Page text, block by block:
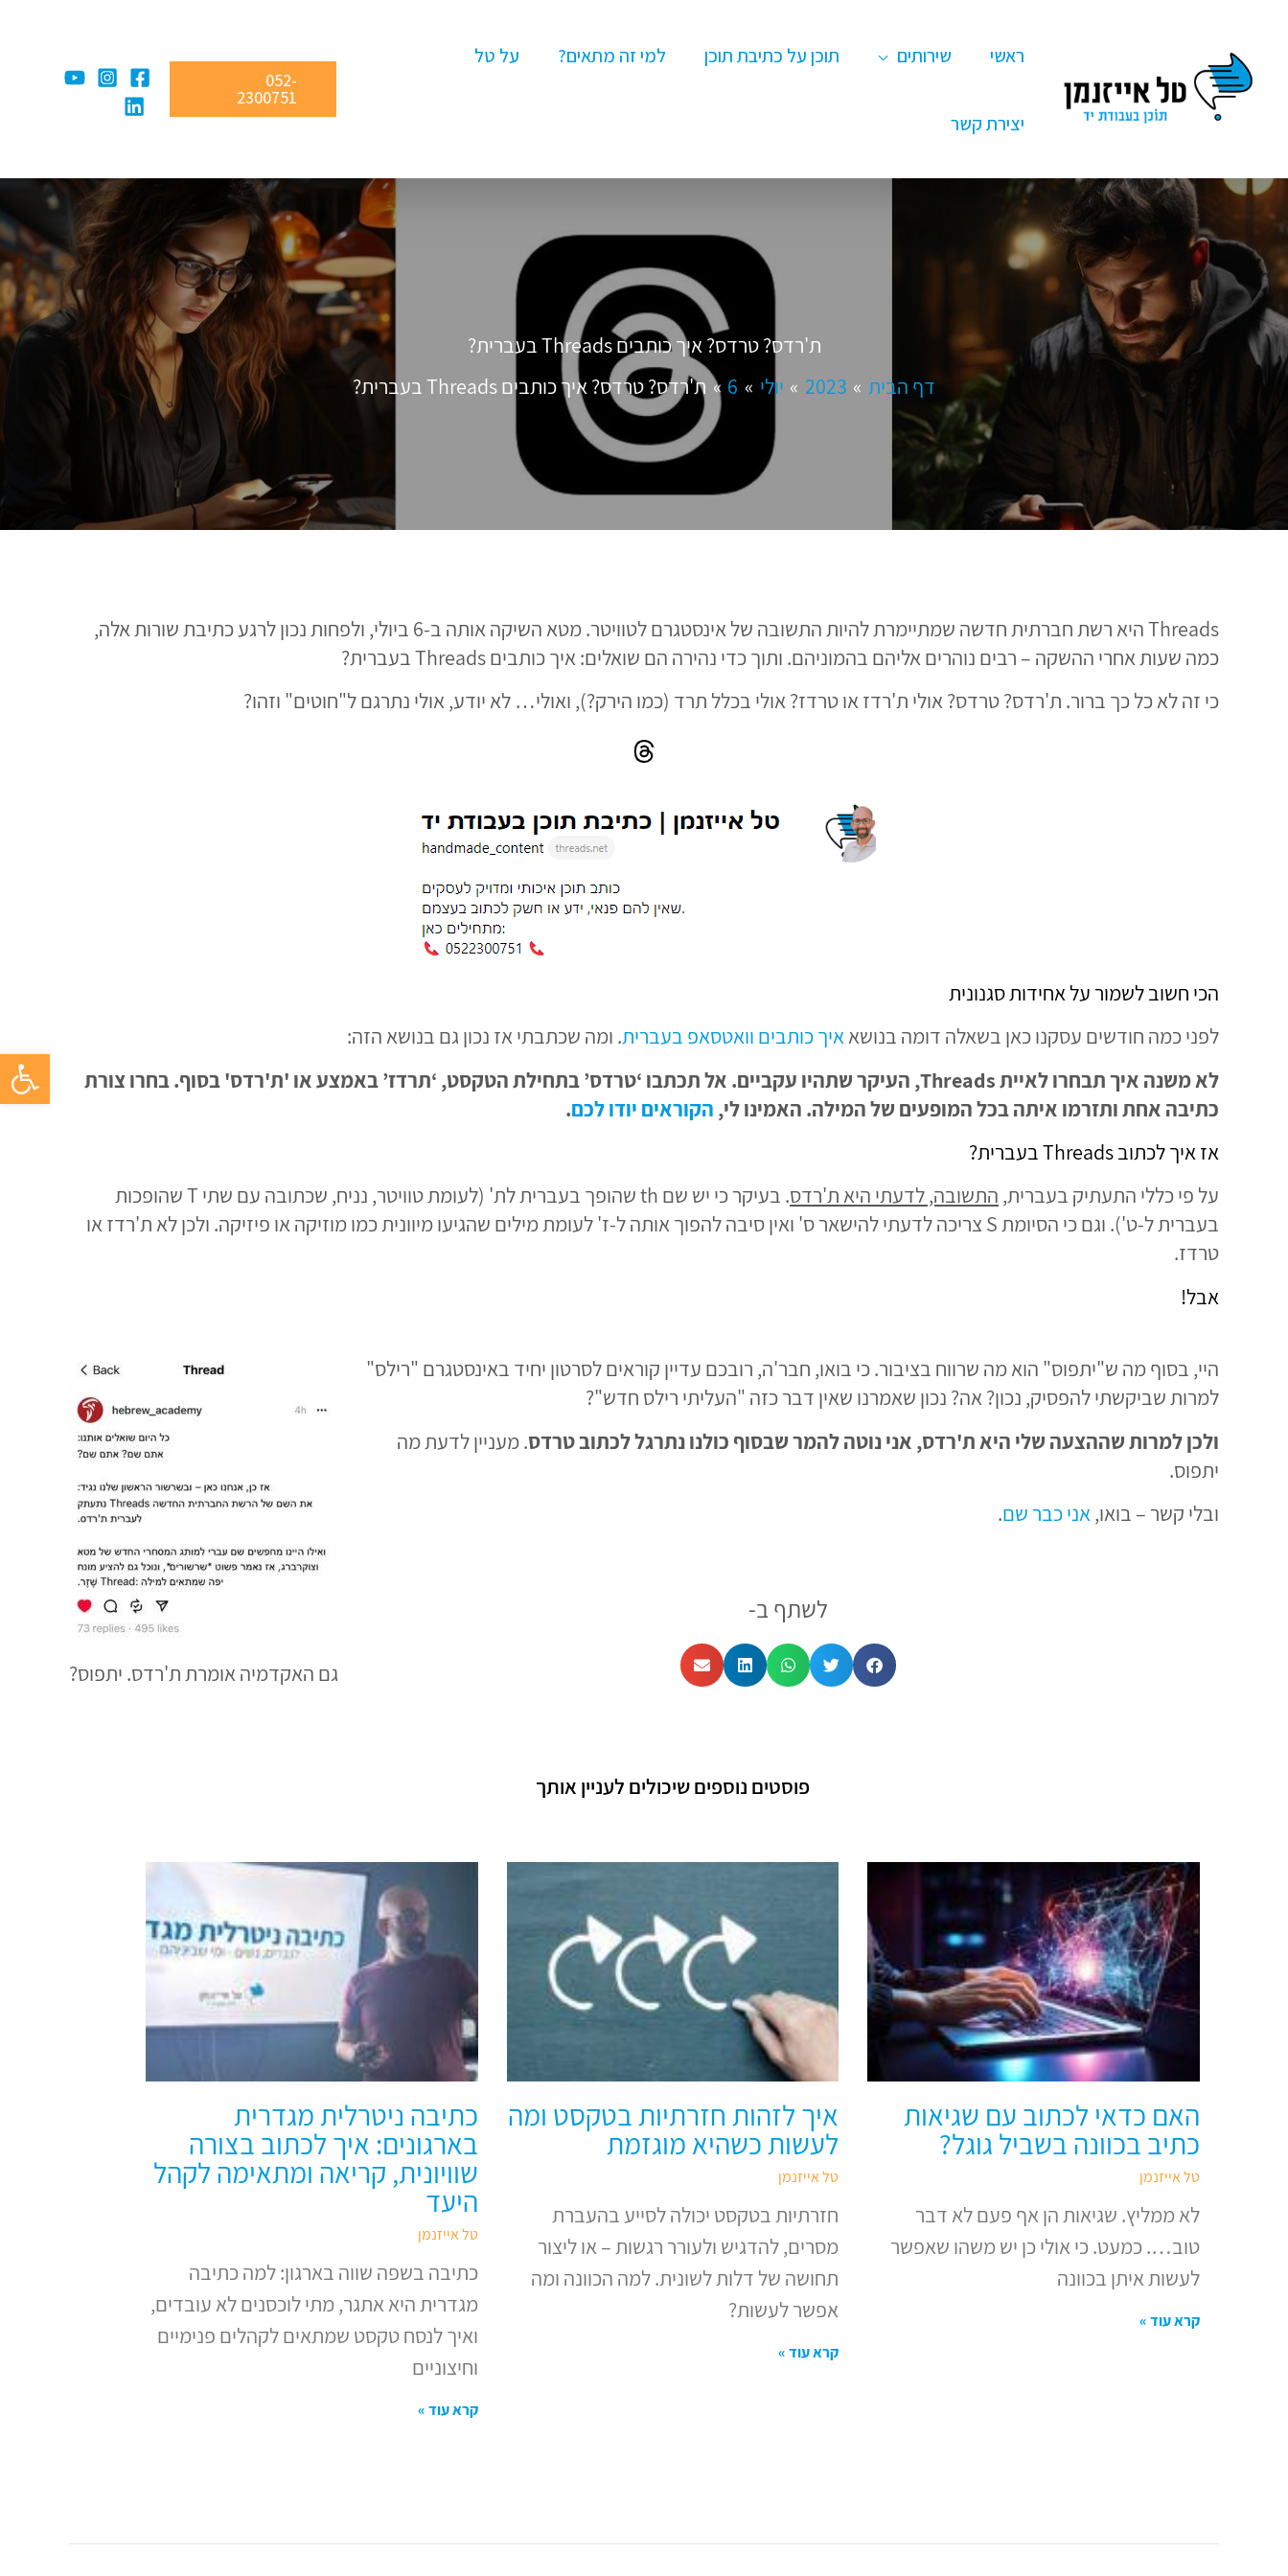
פתח
ראשי שירותים תוכן על כתיבת תוכן למי זה מתאים? על טל
יצירת קשר
052-
2300751
ת'רדס? טרדס? איך כותבים Threads בעברית?
דף הבית
2023 יולי 6 ת'רדס? טרדס? איך כותבים Threads בעברית?
Threads היא רשת חברתית חדשה שמתיימרת להיות התשובה של אינסטגרם לטוויטר. מטא השיקה אותה ב-6 ביולי, ולפחות נכון לרגע כתיבת שורות אלה,
כמה שעות אחרי ההשקה – רבים נוהרים אליהם בהמוניהם. ותוך כדי נהירה הם שואלים: איך כותבים Threads בעברית?
כי זה לא כל כך ברור. ת'רדס? טרדס? אולי ת'רדז או טרדז? אולי בכלל תרד (כמו הירק?), ואולי… לא יודע, אולי נתרגם ל"חוטים" וזהו?
הכי חשוב לשמור על אחידות סגנונית
לפני כמה חודשים עסקנו כאן בשאלה דומה בנושאאיך כותבים וואטסאפ בעברית. ומה שכתבתי אז נכון גם בנושא הזה:
לא משנה איך תבחרו לאיית Threads, העיקר שתהיו עקביים. אל תכתבו ‘טרדס’ בתחילת הטקסט, ‘תרדז’ באמצע או 'ת'רדס' בסוף. בחרו צורת
כתיבה אחת ותזרמו איתה בכל המופעים של המילה. האמינו לי, הקוראים יודו לכם.
אז איך לכתוב Threads בעברית?
על פי כללי התעתיק בעברית, התשובה, לדעתי היא ת'רדס
. בעיקר כי יש שם th שהופך בעברית לת' (לעומת טוויטר, נניח, שכתובה עם שתי T שהופכות
בעברית ל-ט'). וגם כי הסיומת S צריכה לדעתי להישאר ס' ואין סיבה להפוך אותה ל-ז' לעומת מילים שהגיעו מיוונית כמו מוזיקה או פיזיקה. ולכן לא ת'רדז או
טרדז.
אבל!
גם האקדמיה אומרת ת'רדס. יתפוס?
היי, בסוף מה ש"יתפוס" הוא מה שרווח בציבור. כי בואו, חבר'ה, רובכם עדיין קוראים לסרטון יחיד באינסטגרם "רילס"
למרות שביקשתי להפסיק, נכון? אה? נכון שאמרנו שאין דבר כזה "העליתי רילס חדש"?
ולכן למרות שההצעה שלי היא ת'רדס, אני נוטה להמר שבסוף כולנו נתרגל לכתוב טרדס. מעניין לדעת מה
יתפוס.
ובלי קשר – בואו,אני כבר שם.
לשתף ב-
פוסטים נוספים שיכולים לעניין אותך
האם כדאי לכתוב עם שגיאות
כתיב בכוונה בשביל גוגל?
טל אייזנמן
לא ממליץ. שגיאות הן אף פעם לא דבר
טוב…. כמעט. כי אולי כן יש משהו שאפשר
לעשות איתן בכוונה
קרא עוד »
איך לזהות חזרתיות בטקסט ומה
לעשות כשהיא מוגזמת
טל אייזנמן
חזרתיות בטקסט יכולה לסייע בהעברת
מסרים, להדגיש ולעורר רגשות – או ליצור
תחושה של דלות לשונית. למה הכוונה ומה
אפשר לעשות?
קרא עוד »
כתיבה ניטרלית מגדרית
בארגונים: איך לכתוב בצורה
שוויונית, קריאה ומתאימה לקהל
היעד
טל אייזנמן
כתיבה בשפה שווה בארגון: למה כתיבה
מגדרית היא אתגר, מתי לוכסנים לא עובדים,
ואיך לנסח טקסט שמתאים לקהלים פנימיים
וחיצוניים
קרא עוד »